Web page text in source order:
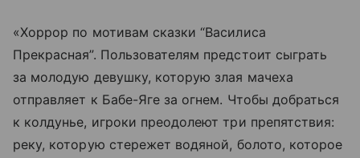
«Хоррор по мотивам сказки “Василиса
Прекрасная”. Пользователям предстоит сыграть
за молодую девушку, которую злая мачеха
отправляет к Бабе-Яге за огнем. Чтобы добраться
к колдунье, игроки преодолеют три препятствия:
реку, которую стережет водяной, болото, которое